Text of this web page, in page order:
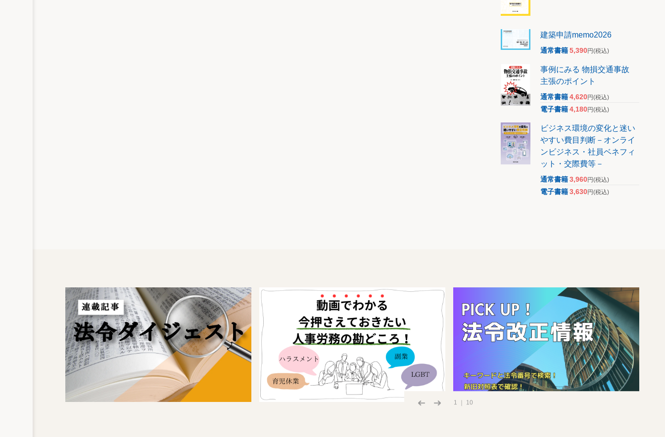
建築申請memo2026
通常書籍5,390円(税込)
事例にみる 物損交通事故
主張のポイント
通常書籍4,620円(税込)
電子書籍4,180円(税込)
ビジネス環境の変化と迷い
やすい費目判断－オンライ
ンビジネス・社員ベネフィ
ット・交際費等－
通常書籍3,960円(税込)
電子書籍3,630円(税込)
1 ｜ 10